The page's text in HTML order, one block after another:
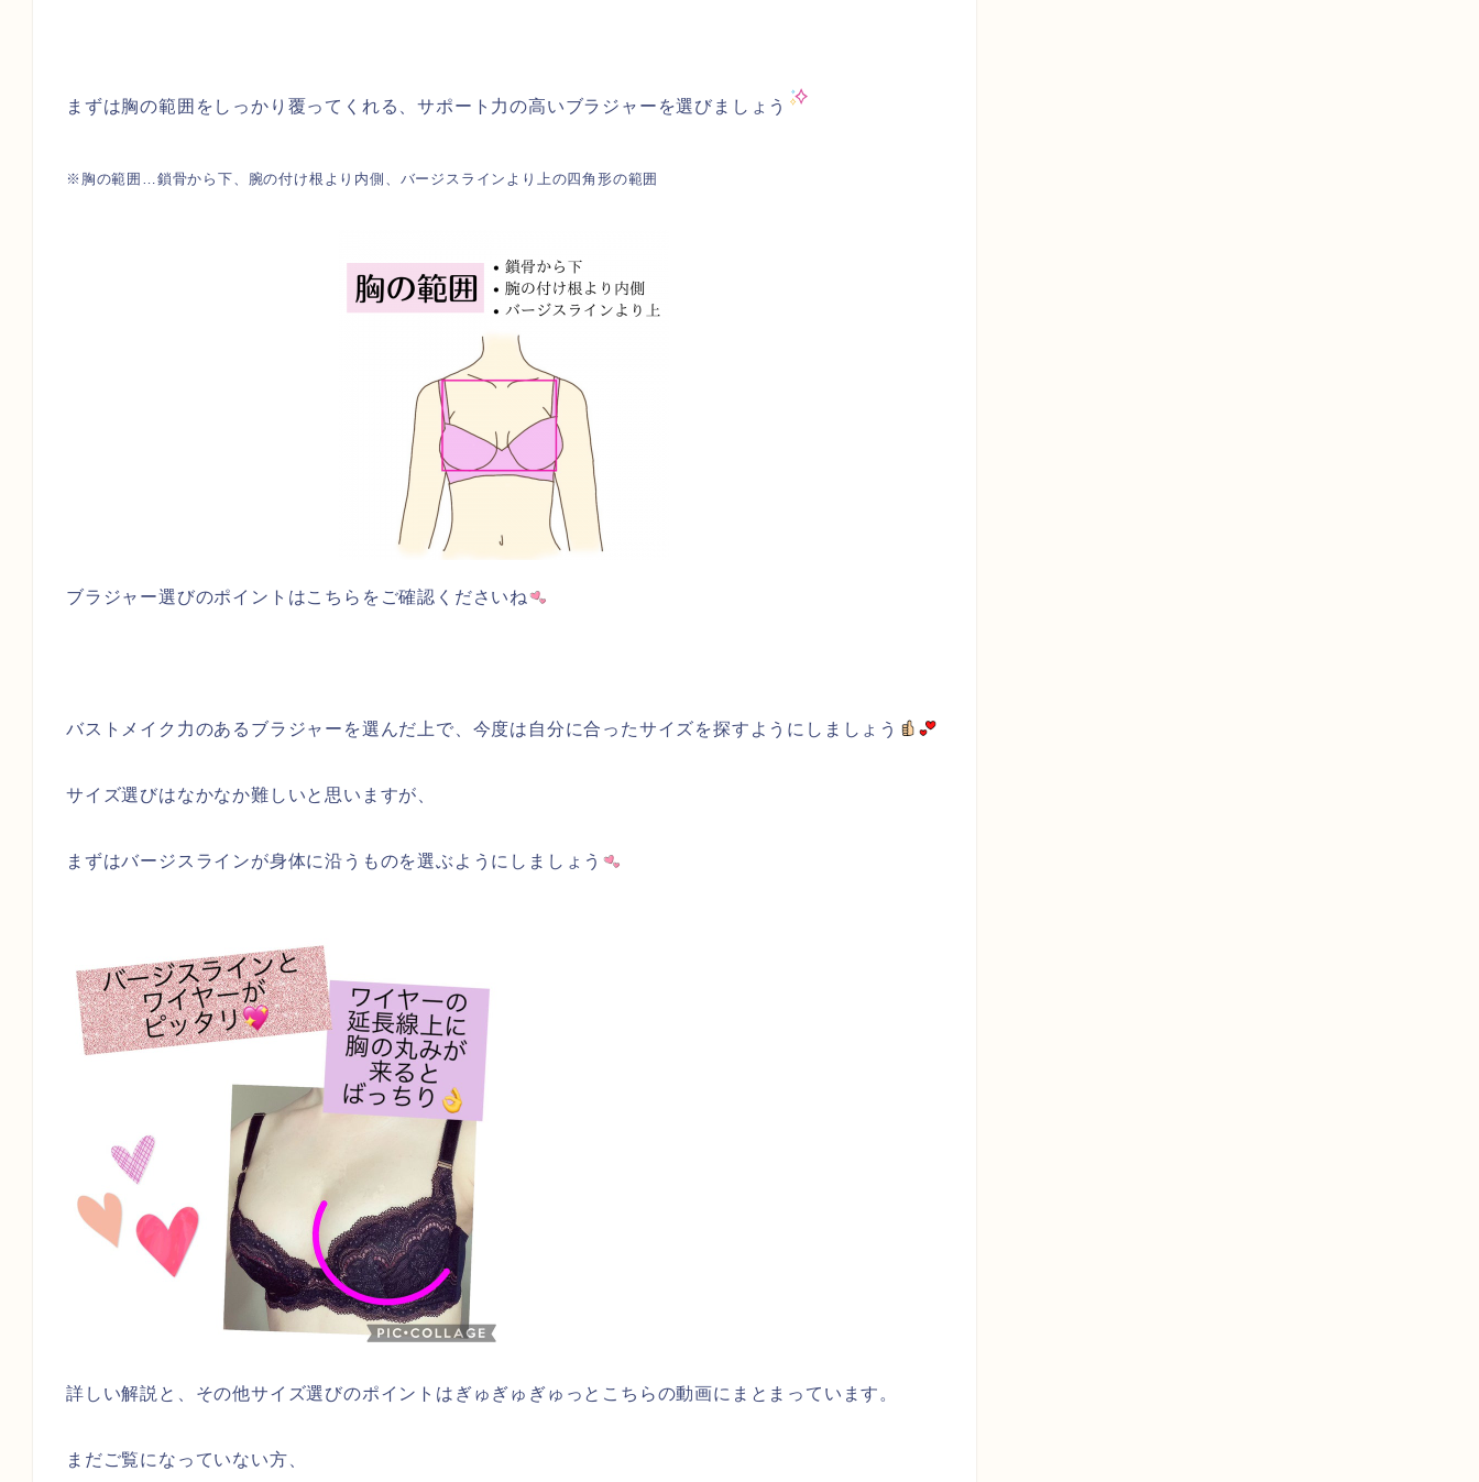
まずは胸の範囲をしっかり覆ってくれる、サポート力の高いブラジャーを選びましょう
※胸の範囲…鎖骨から下、腕の付け根より内側、バージスラインより上の四角形の範囲
ブラジャー選びのポイントはこちらをご確認くださいね
バストメイク力のあるブラジャーを選んだ上で、今度は自分に合ったサイズを探すようにしましょう
サイズ選びはなかなか難しいと思いますが、
まずはバージスラインが身体に沿うものを選ぶようにしましょう
詳しい解説と、その他サイズ選びのポイントはぎゅぎゅぎゅっとこちらの動画にまとまっています。
まだご覧になっていない方、